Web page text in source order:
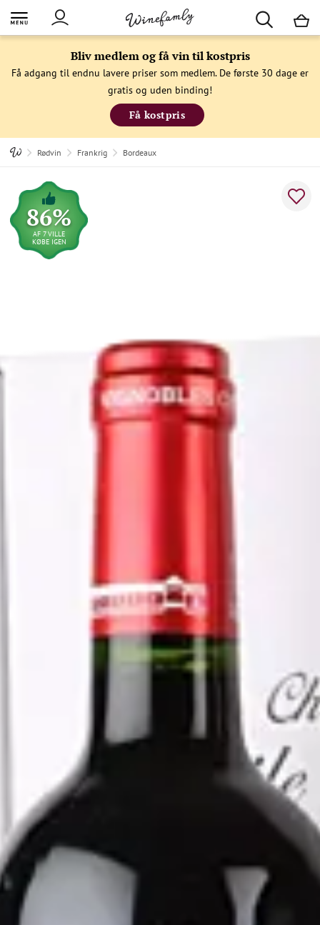
Bliv medlem og få vin til kostpris
Få adgang til endnu lavere priser som medlem. De første 30 dage er
gratis og uden binding!
Få kostpris
Rødvin Frankrig Bordeaux
86%
AF 7 VILLE
KØBE IGEN